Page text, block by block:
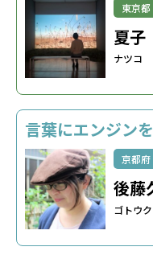
東京都
夏子
ナツコ
言葉にエンジン
京都
後藤
ゴトウ